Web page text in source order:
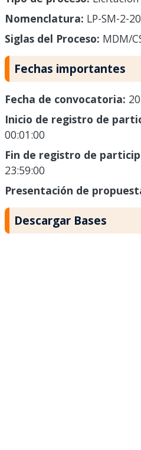
Nomenclatura: LP-SM-2-
Siglas del Proceso: MDM/
Fechas importantes
Fecha de convocatoria:
Inicio de registro de
00:01:00
Fin de registro de
23:59:00
Presentación de
Descargar Bases